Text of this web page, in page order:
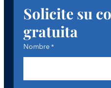
Solicite su
gratuita
Nombre*